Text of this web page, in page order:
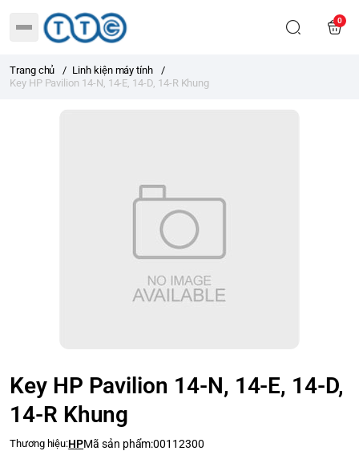
0
Trang chủ / Linh kiện máy tính
/
Key HP Pavilion 14-N, 14-E, 14-D, 14-R Khung
Key HP Pavilion 14-N, 14-E, 14-D,
14-R Khung
Thương hiệu:HPMã sản phẩm:00112300